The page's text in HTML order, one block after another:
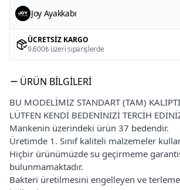
Joy Ayakkabı
ÜCRETSIZ KARGO
9.600₺ üzeri siparişlerde
ÜRÜN BILGILERI
BU MODELİMİZ STANDART (TAM)
LÜTFEN KENDİ BEDENİNİZİ TERCİH
Mankenin üzerindeki ürün 37 bedendir.
Üretimde 1. Sınıf kaliteli malzemeler
Hiçbir ürünümüzde su geçirmeme
bulunmamaktadır.
Bakteri üretilmesini engelleyen ve